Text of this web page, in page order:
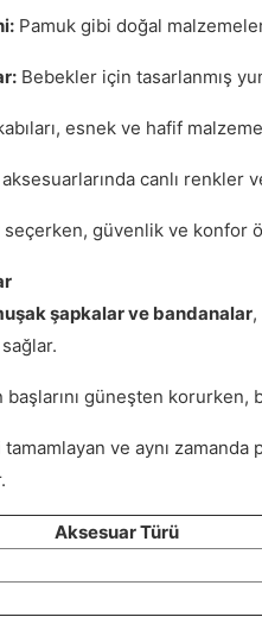
Pamuk gibi doğal
Bebekler için tasarlanmış
esnek ve hafif
canlı renkler
güvenlik ve konfor
şapkalar ve bandanalar
güneşten korurken,
ve aynı
Aksesuar Türü